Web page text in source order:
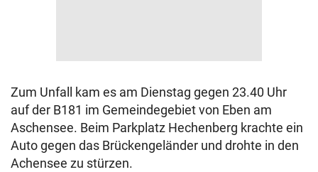
Zum Unfall kam es am Dienstag gegen 23.40 Uhr
auf der B181 im Gemeindegebiet von Eben am
Aschensee. Beim Parkplatz Hechenberg krachte ein
Auto gegen das Brückengeländer und drohte in den
Achensee zu stürzen.